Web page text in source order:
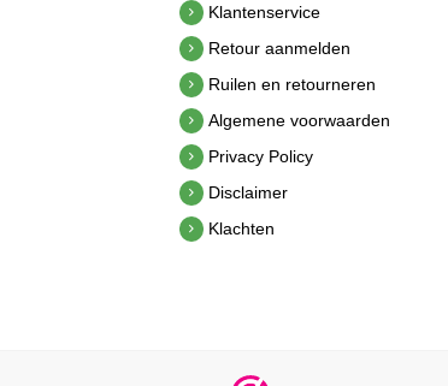
Klantenservice
Retour aanmelden
Ruilen en retourneren
Algemene voorwaarden
Privacy Policy
Disclaimer
Klachten